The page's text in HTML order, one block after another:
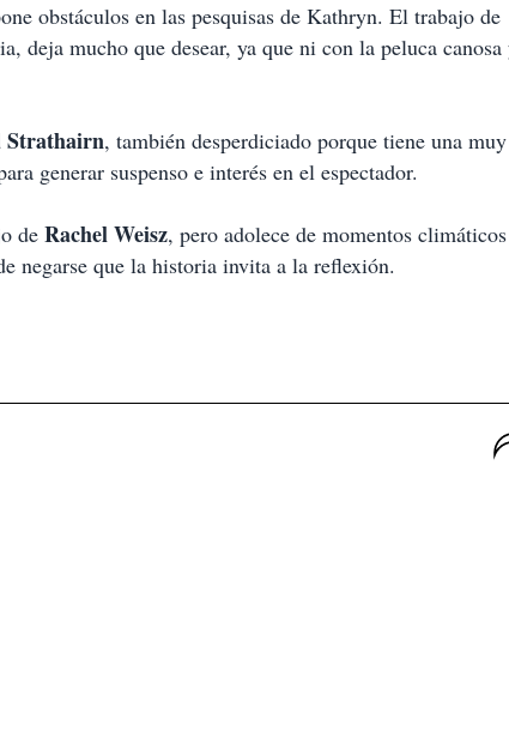
obstáculos en las pesquisas de Kathryn. El trabajo de
deja mucho que desear, ya que ni con la peluca
Strathairn, también desperdiciado porque tiene una
generar suspenso e interés en el espectador.
de Rachel Weisz, pero adolece de momentos
negarse que la historia invita a la reflexión.